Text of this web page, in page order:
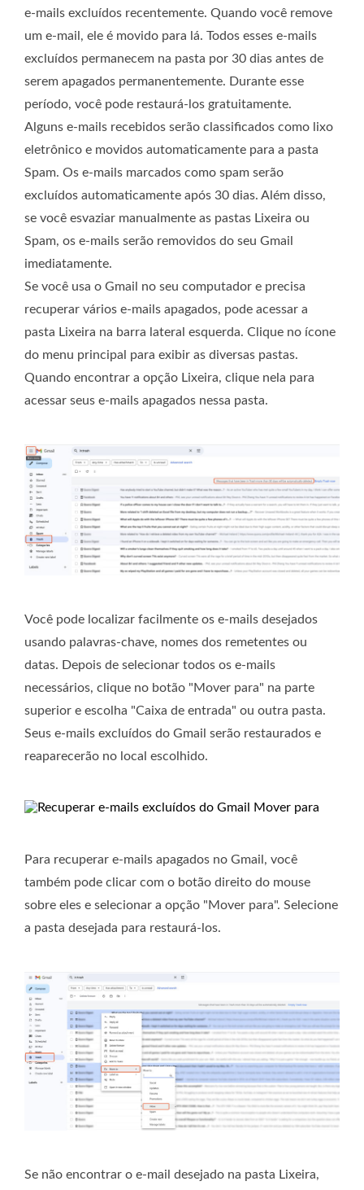
e-mails excluídos recentemente. Quando você remove
um e-mail, ele é movido para lá. Todos esses e-mails
excluídos permanecem na pasta por 30 dias antes de
serem apagados permanentemente. Durante esse
período, você pode restaurá-los gratuitamente.
Alguns e-mails recebidos serão classificados como lixo
eletrônico e movidos automaticamente para a pasta
Spam. Os e-mails marcados como spam serão
excluídos automaticamente após 30 dias. Além disso,
se você esvaziar manualmente as pastas Lixeira ou
Spam, os e-mails serão removidos do seu Gmail
imediatamente.
Se você usa o Gmail no seu computador e precisa
recuperar vários e-mails apagados, pode acessar a
pasta Lixeira na barra lateral esquerda. Clique no ícone
do menu principal para exibir as diversas pastas.
Quando encontrar a opção Lixeira, clique nela para
acessar seus e-mails apagados nessa pasta.
Você pode localizar facilmente os e-mails desejados
usando palavras-chave, nomes dos remetentes ou
datas. Depois de selecionar todos os e-mails
necessários, clique no botão "Mover para" na parte
superior e escolha "Caixa de entrada" ou outra pasta.
Seus e-mails excluídos do Gmail serão restaurados e
reaparecerão no local escolhido.
Para recuperar e-mails apagados no Gmail, você
também pode clicar com o botão direito do mouse
sobre eles e selecionar a opção "Mover para". Selecione
a pasta desejada para restaurá-los.
Se não encontrar o e-mail desejado na pasta Lixeira,